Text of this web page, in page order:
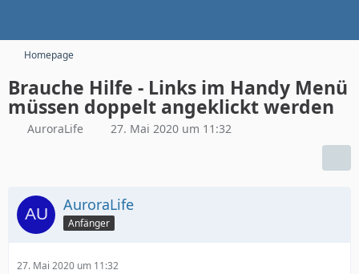
Homepage
Brauche Hilfe - Links im Handy Menü
müssen doppelt angeklickt werden
AuroraLife 27. Mai 2020 um 11:32
AuroraLife
Anfänger
27. Mai 2020 um 11:32